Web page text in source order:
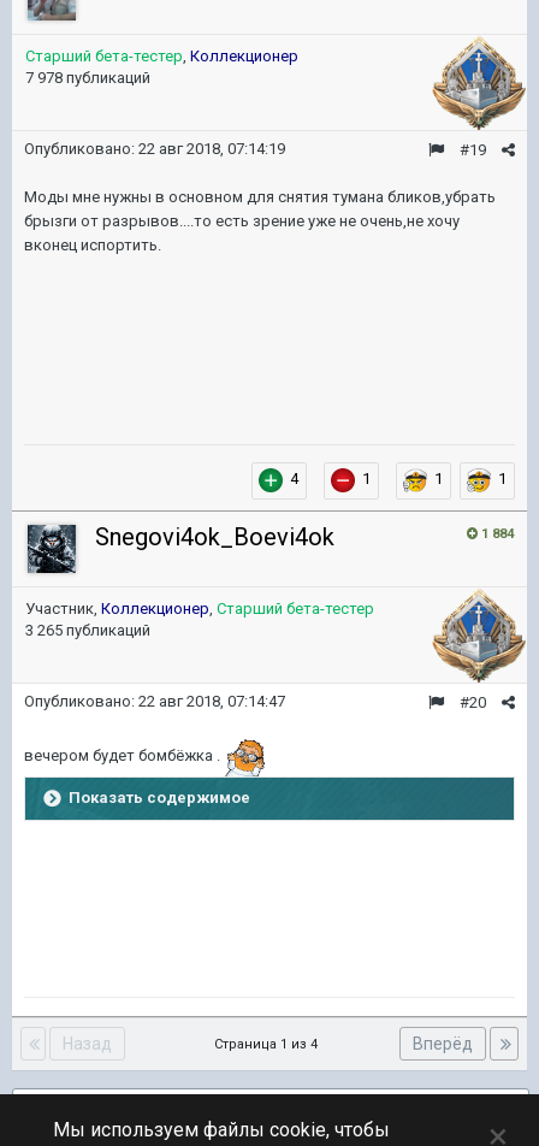
Старший бета-тестер, Коллекционер
7 978 публикаций
#19
Опубликовано: 22 авг 2018, 07:14:19
Моды мне нужны в основном для снятия тумана бликов,убрать
брызги от разрывов....то есть зрение уже не очень,не хочу
вконец испортить.
4 1 1 1
1 884
Snegovi4ok_Boevi4ok
Участник, Коллекционер, Старший бета-тестер
3 265 публикаций
#20
Опубликовано: 22 авг 2018, 07:14:47
вечером будет бомбёжка .
Показать содержимое
Назад Вперёд
Страница 1 из 4
Мы используем файлы cookie, чтобы ×